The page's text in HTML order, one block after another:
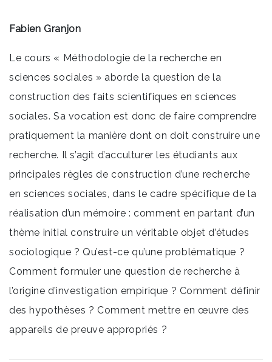
Fabien Granjon
Le cours « Méthodologie de la recherche en
sciences sociales » aborde la question de la
construction des faits scientifiques en sciences
sociales. Sa vocation est donc de faire comprendre
pratiquement la manière dont on doit construire une
recherche. Il s’agit d’acculturer les étudiants aux
principales règles de construction d’une recherche
en sciences sociales, dans le cadre spécifique de la
réalisation d’un mémoire : comment en partant d’un
thème initial construire un véritable objet d’études
sociologique ? Qu’est-ce qu’une problématique ?
Comment formuler une question de recherche à
l’origine d’investigation empirique ? Comment définir
des hypothèses ? Comment mettre en œuvre des
appareils de preuve appropriés ?